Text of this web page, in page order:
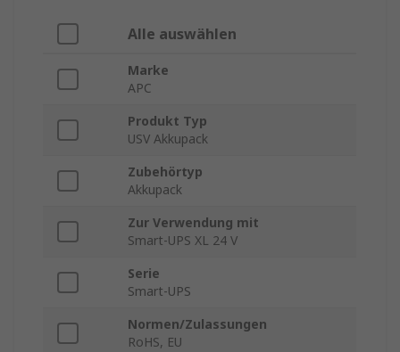
Alle auswählen
Marke
APC
Produkt Typ
USV Akkupack
Zubehörtyp
Akkupack
Zur Verwendung mit
Smart-UPS XL 24 V
Serie
Smart-UPS
Normen/Zulassungen
RoHS, EU